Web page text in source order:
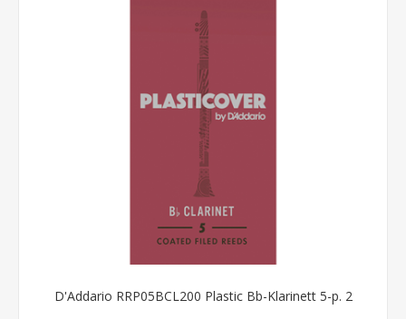
D'Addario RRP05BCL200 Plastic Bb-Klarinett 5-p. 2